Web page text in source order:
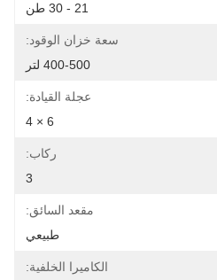
21 - 30 طن
سعة خزان الوقود:
400-500 لتر
عجلة القيادة:
6 × 4
ركاب:
3
مقعد السائق:
طبيعي
الكاميرا الخلفية: